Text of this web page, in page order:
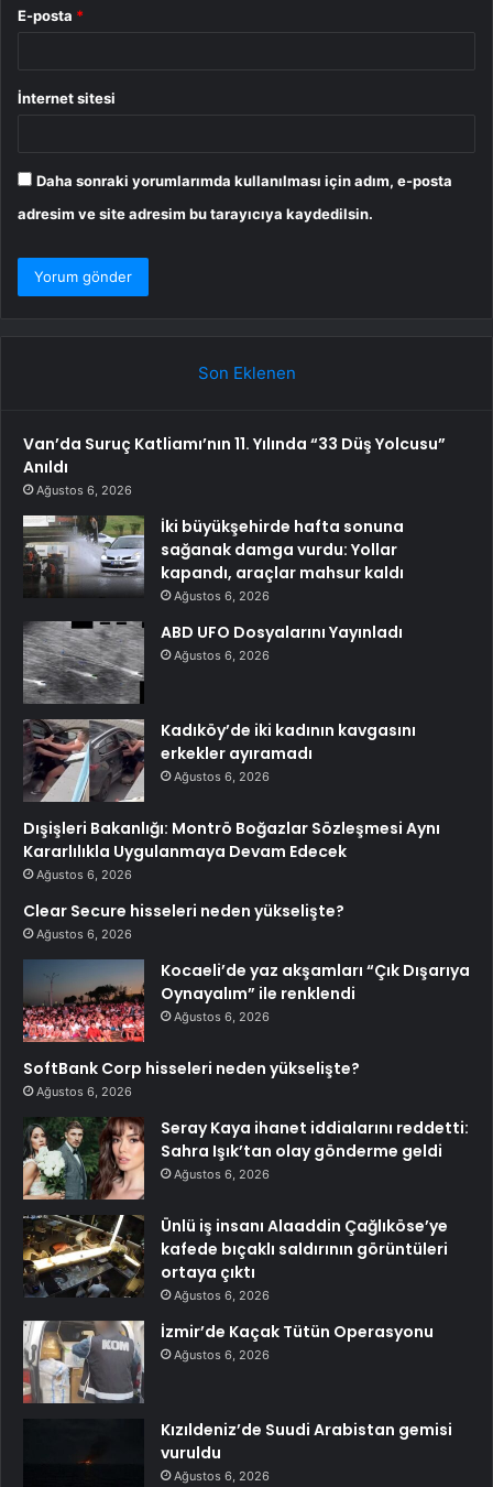
E-posta *
İnternet sitesi
Daha sonraki yorumlarımda kullanılması için adım, e-posta
adresim ve site adresim bu tarayıcıya kaydedilsin.
Son Eklenen
Van’da Suruç Katliamı’nın 11. Yılında “33 Düş Yolcusu”
Anıldı
Ağustos 6, 2026
İki büyükşehirde hafta sonuna
sağanak damga vurdu: Yollar
kapandı, araçlar mahsur kaldı
Ağustos 6, 2026
ABD UFO Dosyalarını Yayınladı
Ağustos 6, 2026
Kadıköy’de iki kadının kavgasını
erkekler ayıramadı
Ağustos 6, 2026
Dışişleri Bakanlığı: Montrö Boğazlar Sözleşmesi Aynı
Kararlılıkla Uygulanmaya Devam Edecek
Ağustos 6, 2026
Clear Secure hisseleri neden yükselişte?
Ağustos 6, 2026
Kocaeli’de yaz akşamları “Çık Dışarıya
Oynayalım” ile renklendi
Ağustos 6, 2026
SoftBank Corp hisseleri neden yükselişte?
Ağustos 6, 2026
Seray Kaya ihanet iddialarını reddetti:
Sahra Işık’tan olay gönderme geldi
Ağustos 6, 2026
Ünlü iş insanı Alaaddin Çağlıköse’ye
kafede bıçaklı saldırının görüntüleri
ortaya çıktı
Ağustos 6, 2026
İzmir’de Kaçak Tütün Operasyonu
Ağustos 6, 2026
Kızıldeniz’de Suudi Arabistan gemisi
vuruldu
Ağustos 6, 2026